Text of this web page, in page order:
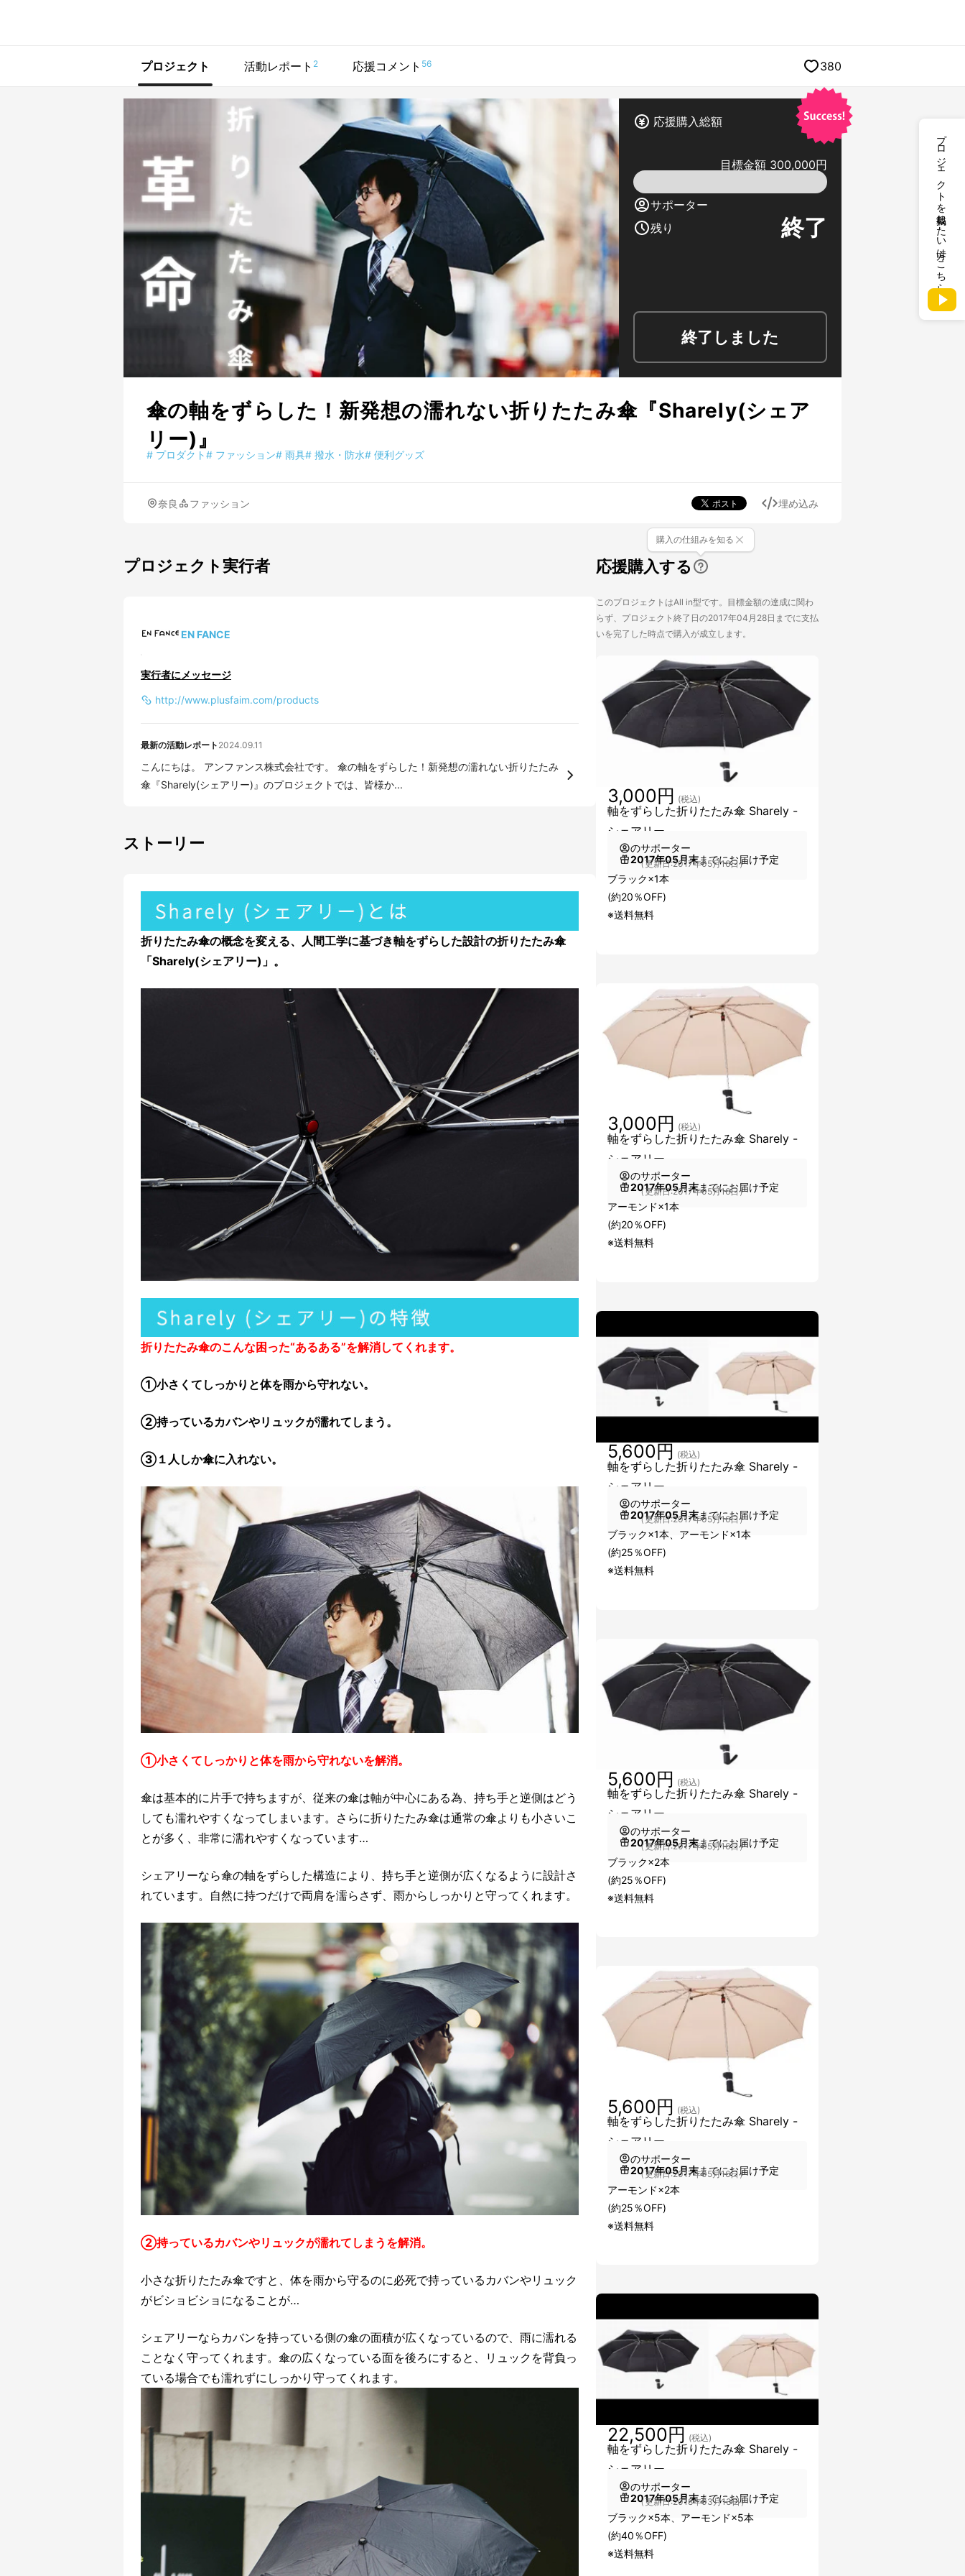
プロジェクトを掲載したい方はこちら
プロジェクト 活動レポート 2 応援コメント 56 380
応援購入総額
目標金額 300,000円
サポーター
残り
終了
終了しました
傘の軸をずらした！新発想の濡れない折りたたみ傘『Sharely(シェア
リー)』
# プロダクト# ファッション# 雨具# 撥水・防水# 便利グッズ
奈良 ファッション 埋め込み
プロジェクト実行者
EN FANCE
実行者にメッセージ
http://www.plusfaim.com/products
最新の活動レポート 2024.09.11
こんにちは。 アンファンス株式会社です。 傘の軸をずらした！新発想の濡れない折りたたみ
傘『Sharely(シェアリー)』のプロジェクトでは、皆様か...
ストーリー
折りたたみ傘の概念を変える、人間工学に基づき軸をずらした設計の折りたたみ傘
「Sharely(シェアリー)」。
折りたたみ傘のこんな困った“あるある”を解消してくれます。
①小さくてしっかりと体を雨から守れない。
②持っているカバンやリュックが濡れてしまう。
③１人しか傘に入れない。
①小さくてしっかりと体を雨から守れないを解消。
傘は基本的に片手で持ちますが、従来の傘は軸が中心にある為、持ち手と逆側はどう
しても濡れやすくなってしまいます。さらに折りたたみ傘は通常の傘よりも小さいこ
とが多く、非常に濡れやすくなっています…
シェアリーなら傘の軸をずらした構造により、持ち手と逆側が広くなるように設計さ
れています。自然に持つだけで両肩を濡らさず、雨からしっかりと守ってくれます。
②持っているカバンやリュックが濡れてしまうを解消。
小さな折りたたみ傘ですと、体を雨から守るのに必死で持っているカバンやリュック
がビショビショになることが…
シェアリーならカバンを持っている側の傘の面積が広くなっているので、雨に濡れる
ことなく守ってくれます。傘の広くなっている面を後ろにすると、リュックを背負っ
ている場合でも濡れずにしっかり守ってくれます。
応援購入する
購入の仕組みを知る
このプロジェクトはAll in型です。目標金額の達成に関わ
らず、プロジェクト終了日の2017年04月28日までに支払
いを完了した時点で購入が成立します。
軸をずらした折りたたみ傘 Sharely -
シェアリー -
3,000円 (税込)
のサポーター
2017年05月末までにお届け予定
（更新日:2017年05月16日）
ブラック×1本
(約20％OFF)
※送料無料
軸をずらした折りたたみ傘 Sharely -
シェアリー -
3,000円 (税込)
のサポーター
2017年05月末までにお届け予定
（更新日:2017年05月16日）
アーモンド×1本
(約20％OFF)
※送料無料
軸をずらした折りたたみ傘 Sharely -
シェアリー -
5,600円 (税込)
のサポーター
2017年05月末までにお届け予定
（更新日:2017年05月16日）
ブラック×1本、アーモンド×1本
(約25％OFF)
※送料無料
軸をずらした折りたたみ傘 Sharely -
シェアリー -
5,600円 (税込)
のサポーター
2017年05月末までにお届け予定
（更新日:2017年05月16日）
ブラック×2本
(約25％OFF)
※送料無料
軸をずらした折りたたみ傘 Sharely -
シェアリー -
5,600円 (税込)
のサポーター
2017年05月末までにお届け予定
（更新日:2017年05月16日）
アーモンド×2本
(約25％OFF)
※送料無料
軸をずらした折りたたみ傘 Sharely -
シェアリー -
22,500円 (税込)
のサポーター
2017年05月末までにお届け予定
（更新日:2018年03月13日）
ブラック×5本、アーモンド×5本
(約40％OFF)
※送料無料